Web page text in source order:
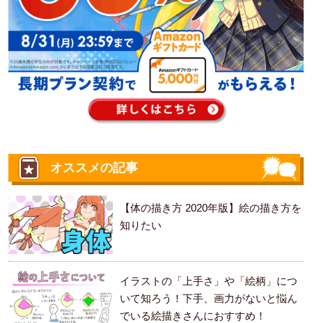
オススメの記事
【体の描き方 2020年版】絵の描き方を
知りたい
イラストの「上手さ」や「絵柄」につ
いて知ろう！下手、画力がないと悩ん
でいる絵描きさんにおすすめ！